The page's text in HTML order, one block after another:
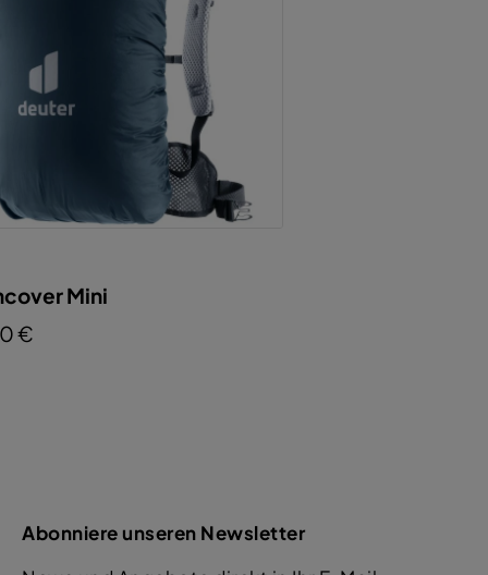
Mini
€
Abonniere unseren Newsletter